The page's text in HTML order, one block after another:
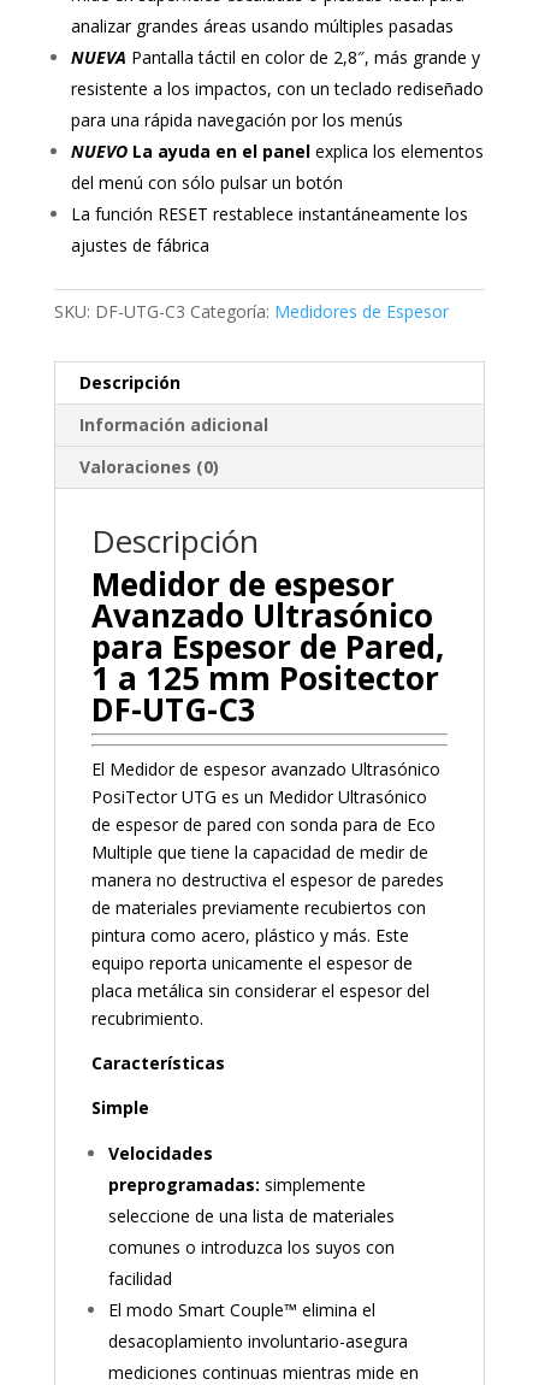
analizar grandes áreas usando múltiples pasadas
NUEVA Pantalla táctil en color de 2,8″, más grande y
resistente a los impactos, con un teclado rediseñado
para una rápida navegación por los menús
NUEVO La ayuda en el panelexplica los elementos
del menú con sólo pulsar un botón
La función RESET restablece instantáneamente los
ajustes de fábrica
SKU: DF-UTG-C3 Categoría: Medidores de Espesor
Descripción
Información adicional
Valoraciones (0)
Descripción
Medidor de espesor
Avanzado Ultrasónico
para Espesor de Pared,
1 a 125 mm Positector
DF-UTG-C3
El Medidor de espesor avanzado Ultrasónico
PosiTector UTG es un Medidor Ultrasónico
de espesor de pared con sonda para de Eco
Multiple que tiene la capacidad de medir de
manera no destructiva el espesor de paredes
de materiales previamente recubiertos con
pintura como acero, plástico y más. Este
equipo reporta unicamente el espesor de
placa metálica sin considerar el espesor del
recubrimiento.
Características
Simple
Velocidades
preprogramadas: simplemente
seleccione de una lista de materiales
comunes o introduzca los suyos con
facilidad
El modo Smart Couple™ elimina el
desacoplamiento involuntario-asegura
mediciones continuas mientras mide en